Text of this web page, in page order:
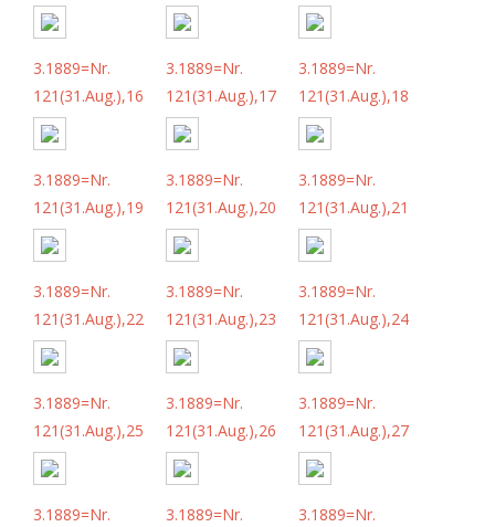
3.1889=Nr.
121(31.Aug.),16
3.1889=Nr.
121(31.Aug.),17
3.1889=Nr.
121(31.Aug.),18
3.1889=Nr.
121(31.Aug.),19
3.1889=Nr.
121(31.Aug.),20
3.1889=Nr.
121(31.Aug.),21
3.1889=Nr.
121(31.Aug.),22
3.1889=Nr.
121(31.Aug.),23
3.1889=Nr.
121(31.Aug.),24
3.1889=Nr.
121(31.Aug.),25
3.1889=Nr.
121(31.Aug.),26
3.1889=Nr.
121(31.Aug.),27
3.1889=Nr.
3.1889=Nr.
3.1889=Nr.